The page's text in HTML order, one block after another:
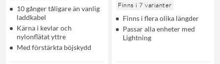
10 gånger tåligare än vanlig
laddkabel
Kärna i kevlar och
nylonflätat yttre
Med förstärkta böjskydd
Finns i 7 varianter
Finns i flera olika längder
Passar alla enheter med
Lightning